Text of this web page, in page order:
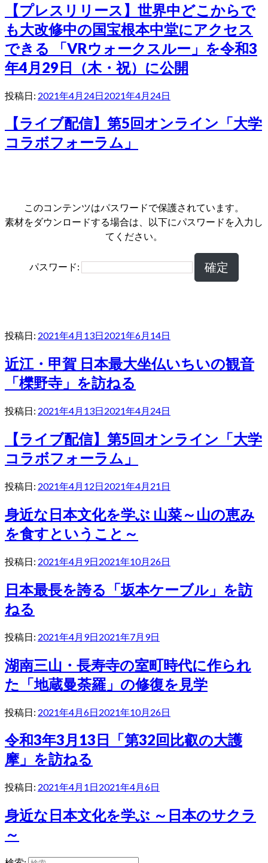
【プレスリリース】世界中どこからで
も大改修中の国宝根本中堂にアクセス
できる 「VRウォークスルー」を令和3
年4月29日（木・祝）に公開
投稿日: 2021年4月24日2021年4月24日
【ライブ配信】第5回オンライン「大学
コラボフォーラム」
このコンテンツはパスワードで保護されています。
素材をダウンロードする場合は、以下にパスワードを入力し
てください。
パスワード:
投稿日: 2021年4月13日2021年6月14日
近江・甲賀 日本最大坐仏いちいの観音
「櫟野寺」を訪ねる
投稿日: 2021年4月13日2021年4月24日
【ライブ配信】第5回オンライン「大学
コラボフォーラム」
投稿日: 2021年4月12日2021年4月21日
身近な日本文化を学ぶ 山菜～山の恵み
を食すということ～
投稿日: 2021年4月9日2021年10月26日
日本最長を誇る「坂本ケーブル」を訪
ねる
投稿日: 2021年4月9日2021年7月9日
湖南三山・長寿寺の室町時代に作られ
た「地蔵曼荼羅」の修復を見学
投稿日: 2021年4月6日2021年10月26日
令和3年3月13日「第32回比叡の大護
摩」を訪ねる
投稿日: 2021年4月1日2021年4月6日
身近な日本文化を学ぶ ～日本のサクラ
～